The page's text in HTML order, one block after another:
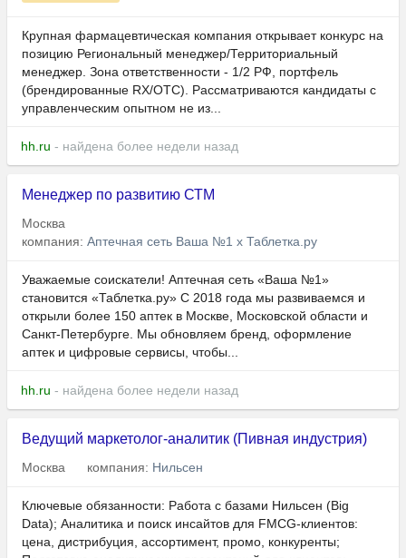
Крупная фармацевтическая компания открывает конкурс на
позицию Региональный менеджер/Территориальный
менеджер. Зона ответственности - 1/2 РФ, портфель
(брендированные RX/OTC). Рассматриваются кандидаты с
управленческим опытном не из...
hh.ru - найдена более недели назад
Менеджер по развитию СТМ
Москва
компания: Аптечная сеть Ваша №1 х Таблетка.ру
Уважаемые соискатели! Аптечная сеть «Ваша №1»
становится «Таблетка.ру» С 2018 года мы развиваемся и
открыли более 150 аптек в Москве, Московской области и
Санкт-Петербурге. Мы обновляем бренд, оформление
аптек и цифровые сервисы, чтобы...
hh.ru - найдена более недели назад
Ведущий маркетолог-аналитик (Пивная индустрия)
Москва компания: Нильсен
Ключевые обязанности: Работа с базами Нильсен (Big
Data); Аналитика и поиск инсайтов для FMCG-клиентов:
цена, дистрибуция, ассортимент, промо, конкуренты;